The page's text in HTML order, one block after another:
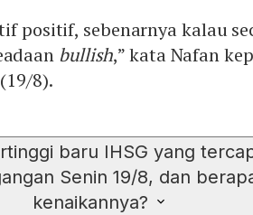
positif, sebenarnya kalau
bullish,” kata Nafan
8).
baru IHSG yang
Senin 19/8, dan
kenaikannya?